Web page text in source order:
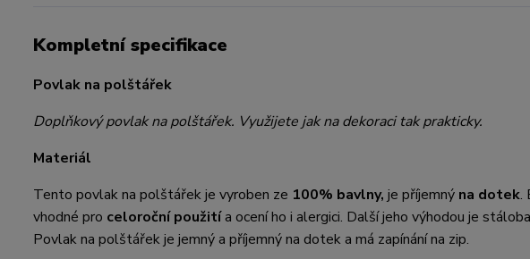
Kompletní specifikace
Povlak na polštářek
Doplňkový povlak na polštářek. Využijete jak na dekoraci tak prakticky.
Materiál
Tento povlak na polštářek je vyroben ze 100% bavlny, je příjemný na dotek.
vhodné pro celoroční použitía ocení ho i alergici. Další jeho výhodou je
Povlak na polštářek je jemný a příjemný na dotek a má zapínání na zip.